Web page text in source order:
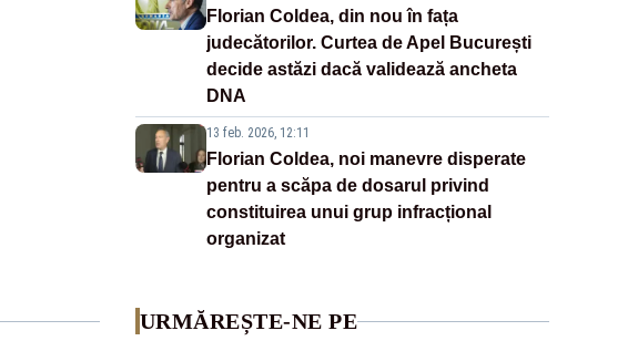
Florian Coldea, din nou în fața
judecătorilor. Curtea de Apel București
decide astăzi dacă validează ancheta
DNA
13 feb. 2026, 12:11
Florian Coldea, noi manevre disperate
pentru a scăpa de dosarul privind
constituirea unui grup infracțional
organizat
URMĂREȘTE-NE PE